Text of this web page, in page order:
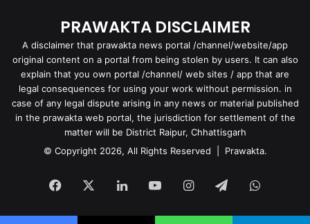
PRAWAKTA DISCLAIMER
A disclaimer that prawakta news portal /channel/website/app
original content on a portal from being stolen by users. It can also
explain that you own portal /channel/ web sites / app that are
legal consequences for using your work without permission. in
case of any legal dispute arising in any news or material published
in the prawakta web portal, the jurisdiction for settlement of the
matter will be District Raipur, Chhattisgarh
© Copyright 2026, All Rights Reserved | Prawakta.
Facebook LinkedInYouTubeInstagram
Telegram